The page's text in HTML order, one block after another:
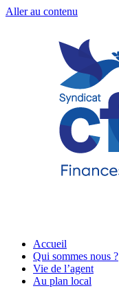
Aller au contenu
Accueil
Qui sommes nous ?
Vie de l’agent
Au plan local